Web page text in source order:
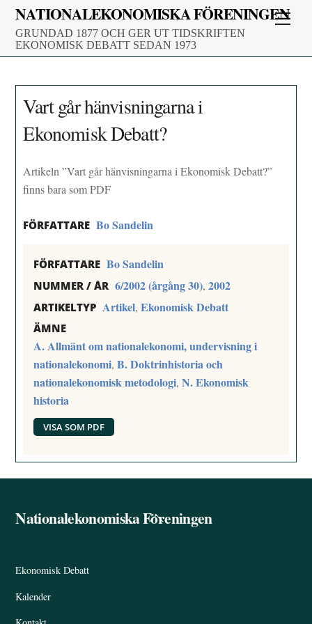
Skip
content
NATIONALEKONOMISKA FÖRENINGEN
GRUNDAD 1877 OCH GER UT TIDSKRIFTEN
EKONOMISK DEBATT SEDAN 1973
Vart går hänvisningarna i
Ekonomisk Debatt?
Artikeln ”Vart går hänvisningarna i Ekonomisk Debatt?”
finns bara som PDF
FÖRFATTARE Bo Sandelin
FÖRFATTARE Bo Sandelin
NUMMER / ÅR 6/2002 (årgång 30),2002
ARTIKELTYP Artikel,Ekonomisk Debatt
ÄMNE
A. Allmänt om nationalekonomi, undervisning i
nationalekonomi,B. Doktrinhistoria och
nationalekonomisk metodologi,N. Ekonomisk
historia
VISA SOM PDF
Back
Nationalekonomiska Föreningen
Ekonomisk Debatt
Kalender